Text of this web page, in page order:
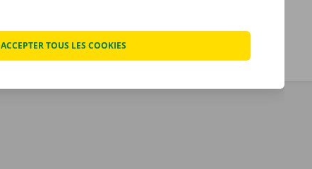
ACCEPTER TOUS LES COOKIES